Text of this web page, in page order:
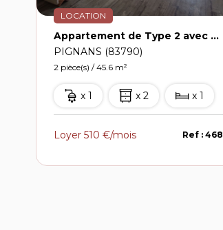
LOCATION
Appartement de Type 2 avec balcon centre du village de PIGNANS 510€
PIGNANS (83790)
2 pièce(s) / 45.6 m²
x 1 x 2 x 1
Loyer 510 €/mois Ref : 468